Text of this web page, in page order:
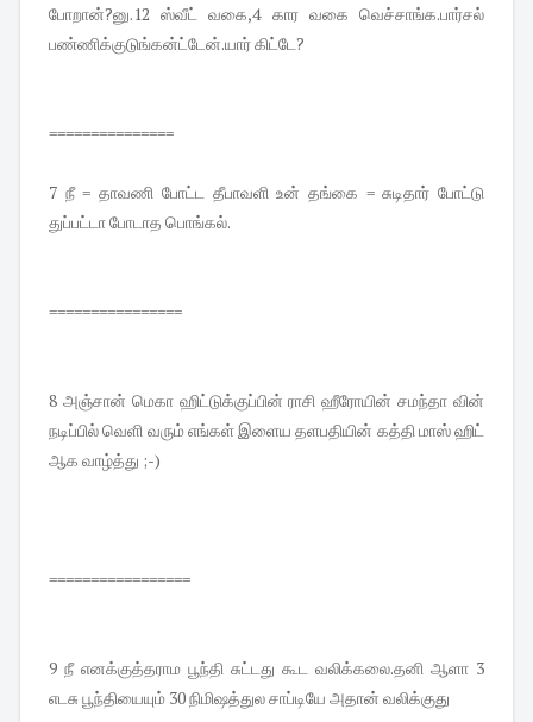
போறான்?னு.12 ஸ்வீட் வகை,4 கார வகை வெச்சாங்க.பார்சல்
பண்ணிக்குடுங்கன்ட்டேன்.யார் கிட்டே?
===============
7 நீ = தாவணி போட்ட தீபாவளி உன் தங்கை = சுடிதார் போட்டு
துப்பட்டா போடாத பொங்கல்.
================
8 அஞ்சான் மெகா ஹிட்டுக்குப்பின் ராசி ஹீரோயின் சமந்தா வின்
நடிப்பில் வெளி வரும் எங்கள் இளைய தளபதியின் கத்தி மாஸ் ஹிட்
ஆக வாழ்த்து ;-)
=================
9 நீ எனக்குத்தராம பூந்தி சுட்டது கூட வலிக்கலை.தனி ஆளா 3
எடசு பூந்தியையும் 30 நிமிஷத்துல சாப்டியே அதான் வலிக்குது